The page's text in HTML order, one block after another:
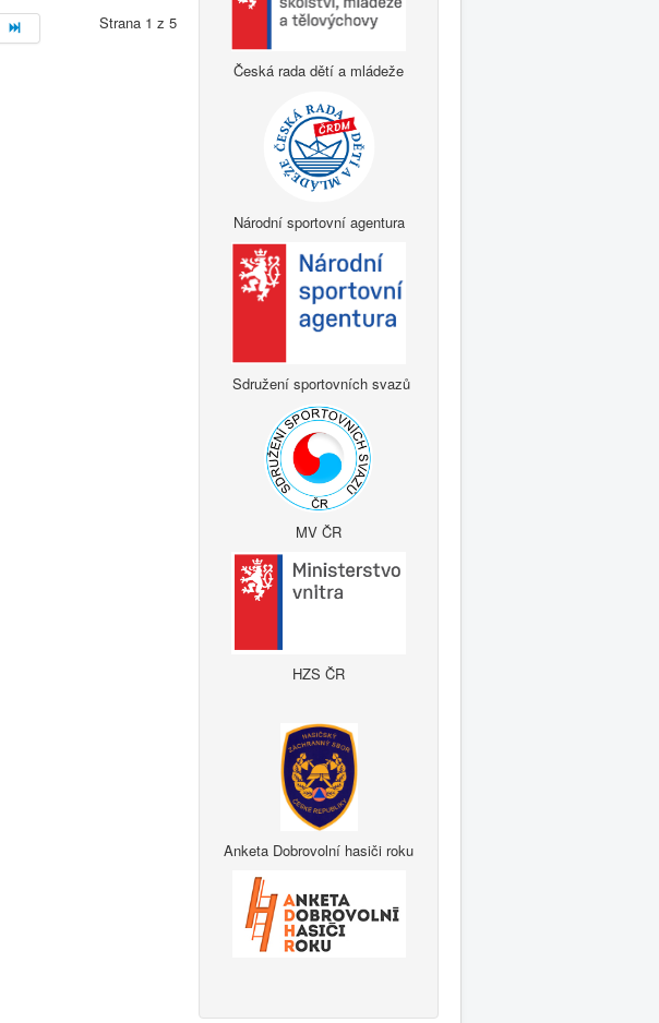
Strana 1 z 5
Česká rada dětí a mládeže
Národní sportovní agentura
Sdružení sportovních svazů
MV ČR
HZS ČR
Anketa Dobrovolní hasiči roku